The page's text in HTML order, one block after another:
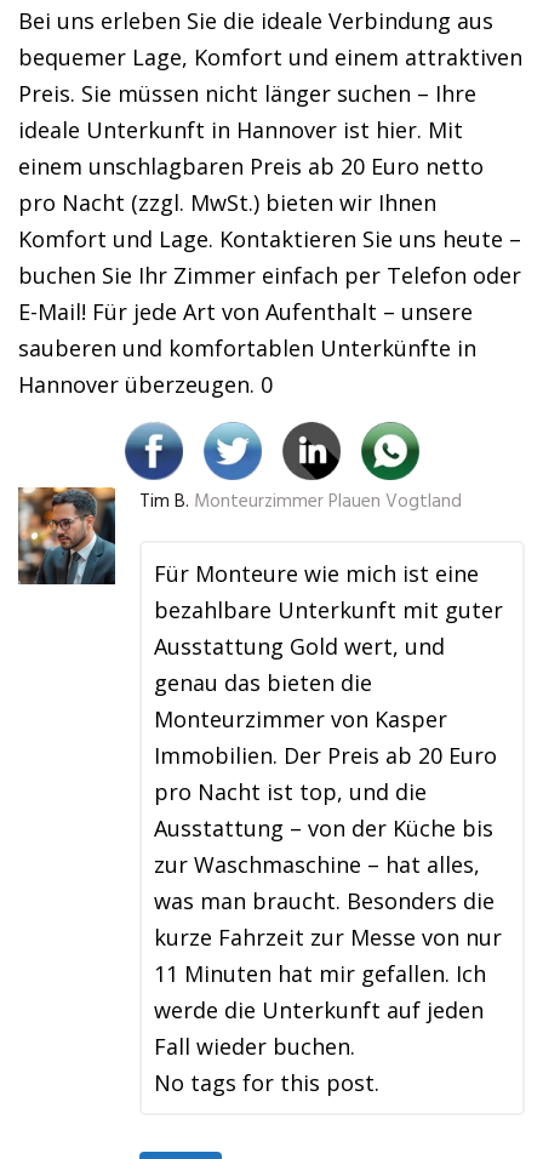
Bei uns erleben Sie die ideale Verbindung aus
bequemer Lage, Komfort und einem attraktiven
Preis. Sie müssen nicht länger suchen – Ihre
ideale Unterkunft in Hannover ist hier. Mit
einem unschlagbaren Preis ab 20 Euro netto
pro Nacht (zzgl. MwSt.) bieten wir Ihnen
Komfort und Lage. Kontaktieren Sie uns heute –
buchen Sie Ihr Zimmer einfach per Telefon oder
E-Mail! Für jede Art von Aufenthalt – unsere
sauberen und komfortablen Unterkünfte in
Hannover überzeugen. 0
Tim B. Monteurzimmer Plauen Vogtland
Für Monteure wie mich ist eine
bezahlbare Unterkunft mit guter
Ausstattung Gold wert, und
genau das bieten die
Monteurzimmer von Kasper
Immobilien. Der Preis ab 20 Euro
pro Nacht ist top, und die
Ausstattung – von der Küche bis
zur Waschmaschine – hat alles,
was man braucht. Besonders die
kurze Fahrzeit zur Messe von nur
11 Minuten hat mir gefallen. Ich
werde die Unterkunft auf jeden
Fall wieder buchen.
No tags for this post.